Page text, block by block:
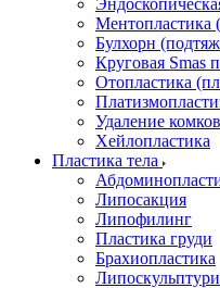
Ментопластика
Булхорн
Круговая Smas
Отопластика
Удаление
Хейлопластика
Пластика тела
Липосакция
Липофилинг
Пластика груди
Брахиопластика